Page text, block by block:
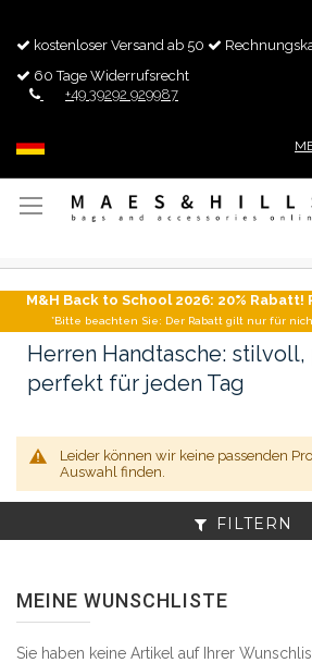
kostenloser Versand ab 50
60 Tage Widerrufsrecht
+49 39292 929987
Navigation
umschalten
M&H Back to School 2026: 20% Rabatt!
*Bitte beachten Sie: Der Rabatt gilt nur für
Herren Handtasche:
perfekt für jeden Tag
Leider können wir keine passenden
Auswahl finden.
FILTERN
MEINE WUNSCHLISTE
Sie haben keine Artikel auf Ihrer